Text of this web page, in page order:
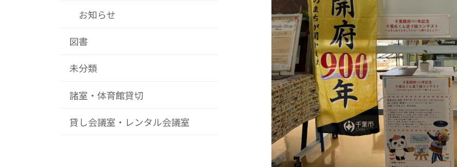
お知らせ
図書
未分類
諸室・体育館貸切
貸し会議室・レンタル会議室